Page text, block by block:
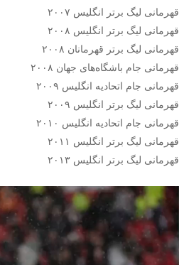
قهرمانی لیگ برتر انگلیس ۲۰۰۷
قهرمانی لیگ برتر انگلیس ۲۰۰۸
قهرمانی لیگ برتر قهرمانان ۲۰۰۸
قهرمانی جام باشگاه‌های جهان ۲۰۰۸
قهرمانی جام اتحادیه انگلیس ۲۰۰۹
قهرمانی لیگ برتر انگلیس ۲۰۰۹
قهرمانی جام اتحادیه انگلیس ۲۰۱۰
قهرمانی لیگ برتر انگلیس ۲۰۱۱
قهرمانی لیگ برتر انگلیس ۲۰۱۳